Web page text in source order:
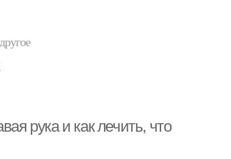
рука и как лечить, что